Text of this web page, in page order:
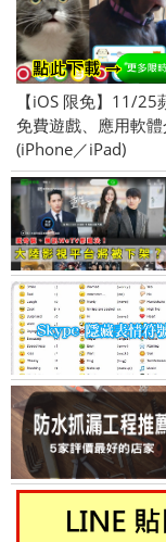
【iOS 限免】11/25
免費遊戲、應用軟體
(iPhone／iPad)